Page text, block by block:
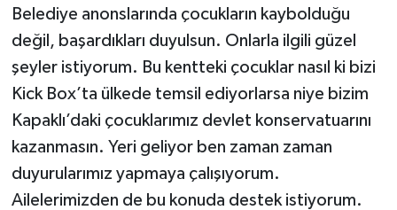
Belediye anonslarında çocukların kaybolduğu
değil, başardıkları duyulsun. Onlarla ilgili güzel
şeyler istiyorum. Bu kentteki çocuklar nasıl ki bizi
Kick Box’ta ülkede temsil ediyorlarsa niye bizim
Kapaklı’daki çocuklarımız devlet konservatuarını
kazanmasın. Yeri geliyor ben zaman zaman
duyurularımız yapmaya çalışıyorum.
Ailelerimizden de bu konuda destek istiyorum.